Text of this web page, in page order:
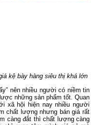
kệ bày hàng siêu thị khá lớn
nên nhiều người có niềm tin
những sản phẩm tốt. Quan
xã hội hiện nay nhiều người
chất lượng nhưng bán giá rất
càng đắt thì chất lượng càng